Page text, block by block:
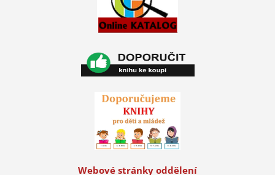
Webové stránky oddělení